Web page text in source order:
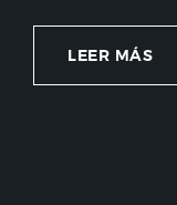
LEER MÁS